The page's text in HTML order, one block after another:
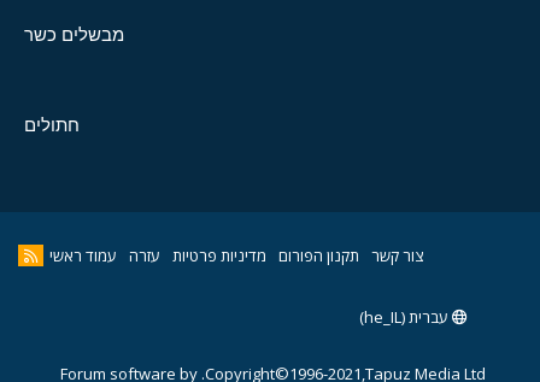
מבשלים כשר
חתולים
צור קשר תקנון הפורום מדיניות פרטיות עזרה עמוד ראשי
עברית (he_IL)
Copyright©1996-2021,Tapuz Media Ltd.
Forum software by